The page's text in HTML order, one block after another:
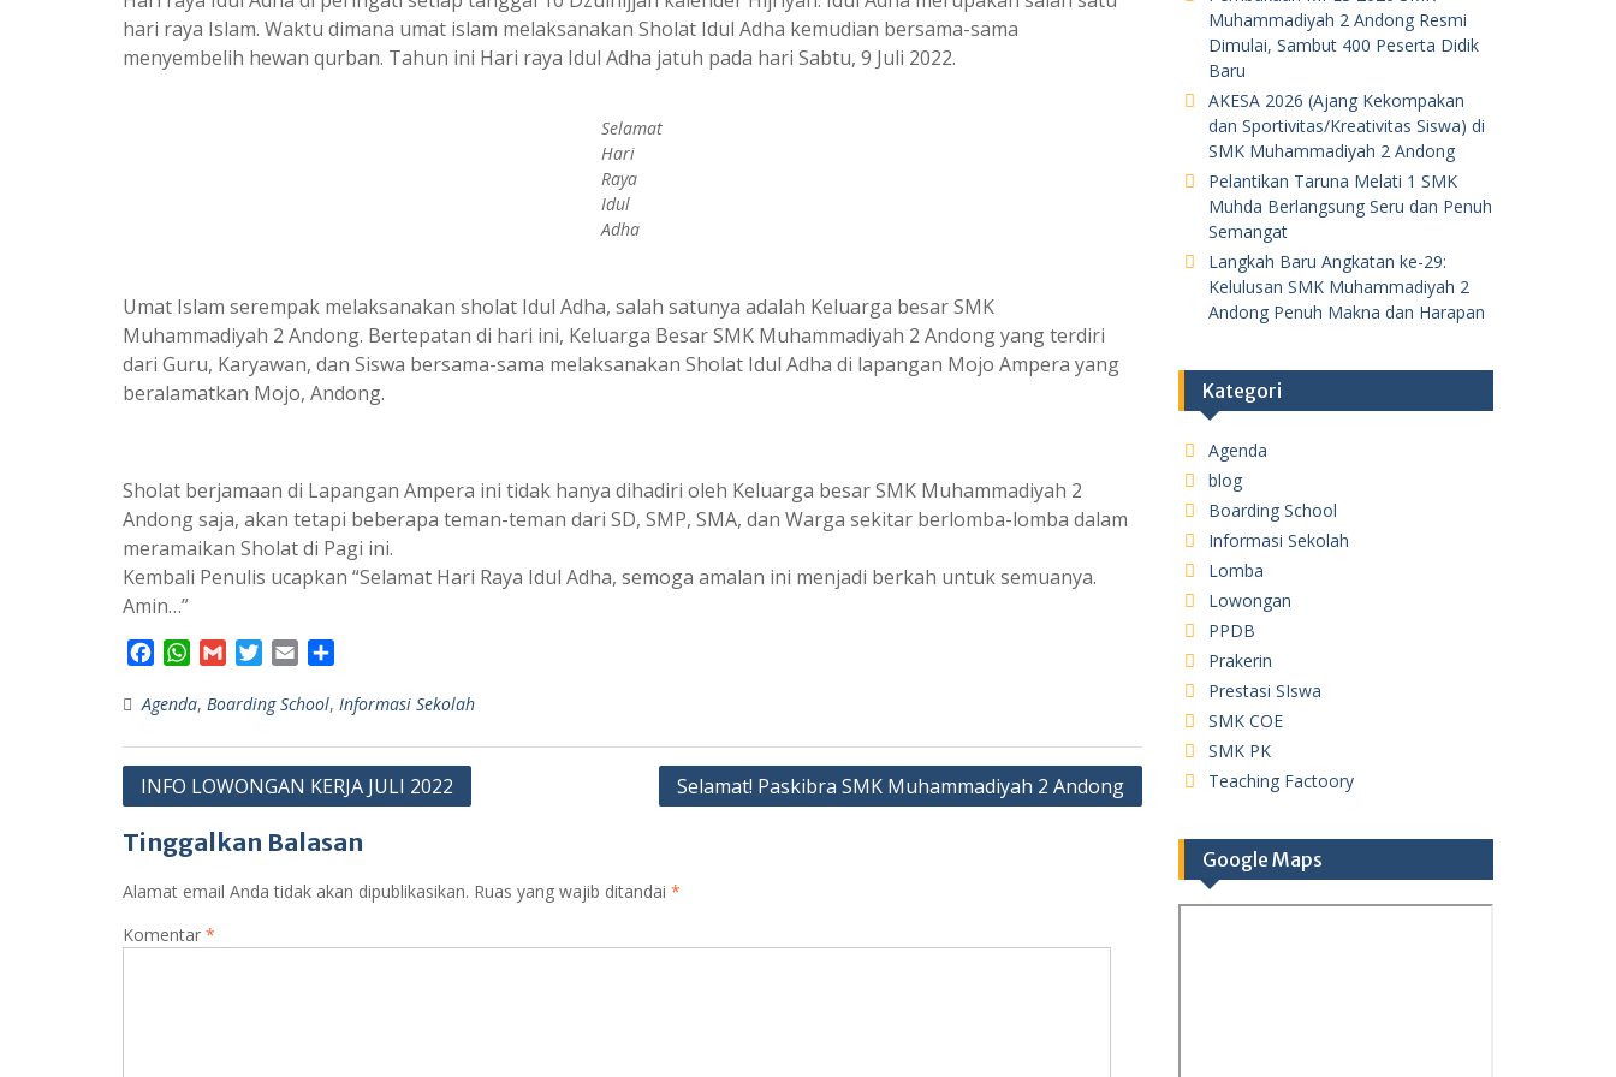
hari raya Islam. Waktu dimana umat islam melaksanakan Sholat Idul Adha kemudian bersama-sama
menyembelih hewan qurban. Tahun ini Hari raya Idul Adha jatuh pada hari Sabtu, 9 Juli 2022.
Selamat
Hari
Raya
Idul
Adha
Umat Islam serempak melaksanakan sholat Idul Adha, salah satunya adalah Keluarga besar SMK
Muhammadiyah 2 Andong. Bertepatan di hari ini, Keluarga Besar SMK Muhammadiyah 2 Andong yang terdiri
dari Guru, Karyawan, dan Siswa bersama-sama melaksanakan Sholat Idul Adha di lapangan Mojo Ampera yang
beralamatkan Mojo, Andong.
Sholat berjamaan di Lapangan Ampera ini tidak hanya dihadiri oleh Keluarga besar SMK Muhammadiyah 2
Andong saja, akan tetapi beberapa teman-teman dari SD, SMP, SMA, dan Warga sekitar berlomba-lomba dalam
meramaikan Sholat di Pagi ini.
Kembali Penulis ucapkan “Selamat Hari Raya Idul Adha, semoga amalan ini menjadi berkah untuk semuanya.
Amin…”
c
o
o
k
W
a
A
p
p
a
i
e
r
a
a
Agenda, Boarding School, Informasi Sekolah
Navigasi
INFO LOWONGAN KERJA JULI 2022 Selamat! Paskibra SMK Muhammadiyah 2 Andong
Tinggalkan Balasan
Alamat email Anda tidak akan dipublikasikan. Ruas yang wajib ditandai *
Komentar *
Muhammadiyah 2 Andong Resmi
Dimulai, Sambut 400 Peserta Didik
Baru
AKESA 2026 (Ajang Kekompakan
dan Sportivitas/Kreativitas Siswa) di
SMK Muhammadiyah 2 Andong
Pelantikan Taruna Melati 1 SMK
Muhda Berlangsung Seru dan Penuh
Semangat
Langkah Baru Angkatan ke-29:
Kelulusan SMK Muhammadiyah 2
Andong Penuh Makna dan Harapan
Kategori
Agenda
blog
Boarding School
Informasi Sekolah
Lomba
Lowongan
PPDB
Prakerin
Prestasi SIswa
SMK COE
SMK PK
Teaching Factoory
Google Maps